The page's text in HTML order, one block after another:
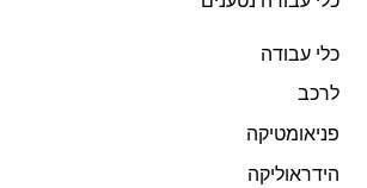
כלי עבודה
לרכב
פניאומטיקה
הידראוליקה